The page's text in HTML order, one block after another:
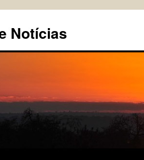
Notícias